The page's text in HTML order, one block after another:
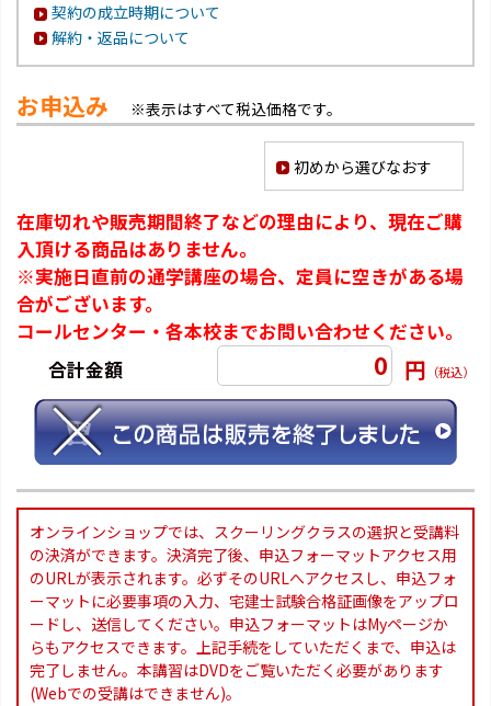
契約の成立時期について
解約・返品について
お申込み ※表示はすべて税込価格です。
初めから選びなおす
在庫切れや販売期間終了などの理由により、現在ご購
入頂ける商品はありません。
※実施日直前の通学講座の場合、定員に空きがある場
合がございます。
コールセンター・各本校までお問い合わせください。
合計金額
0 円 （税込）
オンラインショップでは、スクーリングクラスの選択と受講料
の決済ができます。決済完了後、申込フォーマットアクセス用
のURLが表示されます。必ずそのURLへアクセスし、申込フォ
ーマットに必要事項の入力、宅建士試験合格証画像をアップロ
ードし、送信してください。申込フォーマットはMyページか
らもアクセスできます。上記手続をしていただくまで、申込は
完了しません。本講習はDVDをご覧いただく必要があります
(Webでの受講はできません)。